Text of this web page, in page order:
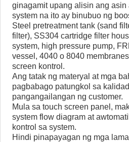
ginagamit upang alisin ang asin
system na ito ay binubuo ng
Steel pretreatment tank (sand
filter), SS304 cartridge filter
system, high pressure pump,
vessel, 4040 o 8040
screen kontrol.
Ang tatak ng materyal at mga
pagbabago patungkol sa
pangangailangan ng customer.
Mula sa touch screen panel,
system flow diagram at
kontrol sa system.
Hindi pinapayagan ng mga